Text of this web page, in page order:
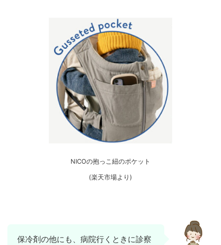
NICOの抱っこ紐のポケット
(楽天市場より)
保冷剤の他にも、病院行くときに診察